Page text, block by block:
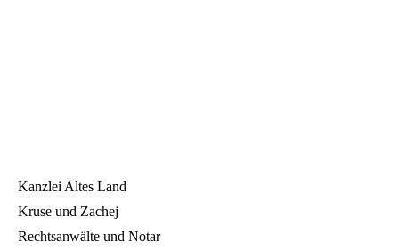
Kanzlei Altes Land
Kruse und Zachej
Rechtsanwälte und Notar